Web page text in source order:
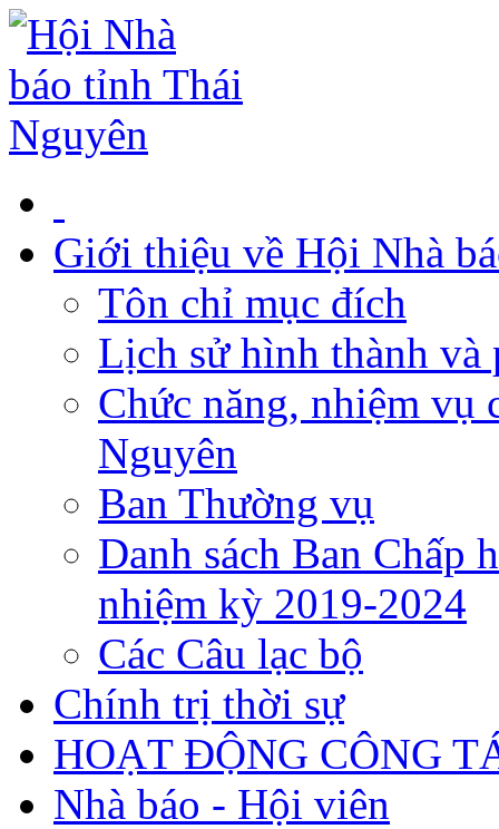
Giới thiệu về Hội Nhà
Tôn chỉ mục đích
Lịch sử hình thành và
Chức năng, nhiệm vụ
Nguyên
Ban Thường vụ
Danh sách Ban Chấp
nhiệm kỳ 2019-2024
Các Câu lạc bộ
Chính trị thời sự
HOẠT ĐỘNG CÔNG
Nhà báo - Hội viên